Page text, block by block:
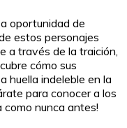
oportunidad de
estos personajes
a través de la traición,
cómo sus
huella indeleble en la
para conocer a los
como nunca antes!